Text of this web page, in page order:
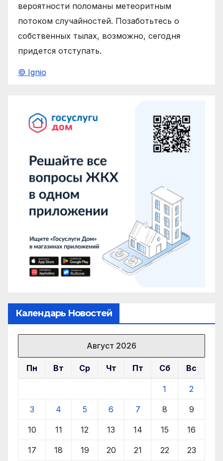
вероятности поломаны метеоритным
потоком случайностей. Позаботьтесь о
собственных тылах, возможно, сегодня
придется отступать.
© Ignio
Календарь Новостей
Август 2026
Пн Вт Ср Чт Пт Сб Вс
1 2
3 4 5 6 7 8 9
10 11 12 13 14 15 16
17 18 19 20 21 22 23